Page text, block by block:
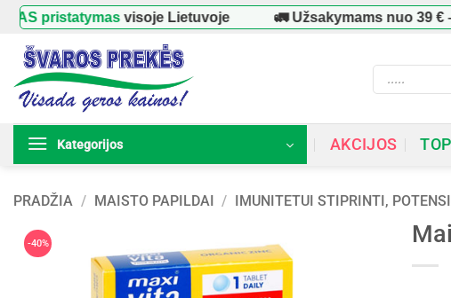
Skip
content
visoje Lietuvoje 🚛 Užsakymams nuo39 €–
Products
search
Kategorijos AKCIJOS
PRADŽIA / MAISTO PAPILDAI / IMUNITETUI STIPRINTI,
-40%